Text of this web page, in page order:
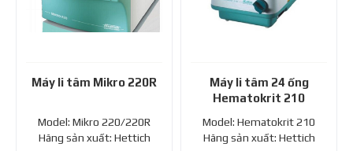
Máy li tâm Mikro 220R
Model: Mikro 220/220R
Hãng sản xuất: Hettich
Máy li tâm 24 ống
Hematokrit 210
Model: Hematokrit 210
Hãng sản xuất: Hettich